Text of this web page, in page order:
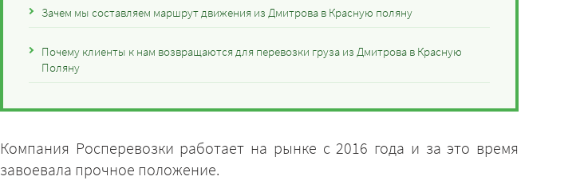
Зачем мы составляем маршрут движения из Дмитрова в Красную поляну
Почему клиенты к нам возвращаются для перевозки груза из Дмитрова в Красную
Поляну
Компания Росперевозки работает на рынке с 2016 года и за это время
завоевала прочное положение.